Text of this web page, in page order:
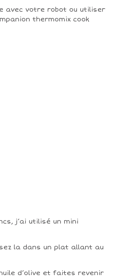
avec votre robot ou utiliser
thermomix cook
j’ai utilisé un mini
la dans un plat allant au
d’olive et faites revenir